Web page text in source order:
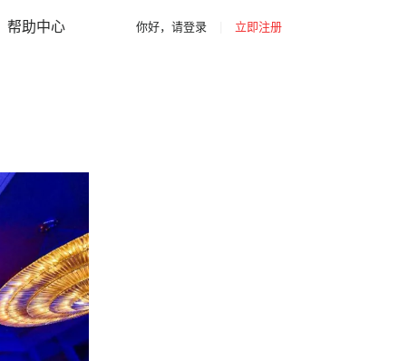
网站导航
立即注册
你好，请登录
帮助中心 你好，请登录 立即注册